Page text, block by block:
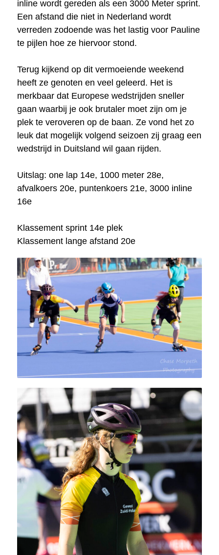
inline wordt gereden als een 3000 Meter sprint.
Een afstand die niet in Nederland wordt
verreden zodoende was het lastig voor Pauline
te pijlen hoe ze hiervoor stond.
Terug kijkend op dit vermoeiende weekend
heeft ze genoten en veel geleerd. Het is
merkbaar dat Europese wedstrijden sneller
gaan waarbij je ook brutaler moet zijn om je
plek te veroveren op de baan. Ze vond het zo
leuk dat mogelijk volgend seizoen zij graag een
wedstrijd in Duitsland wil gaan rijden.
Uitslag: one lap 14e, 1000 meter 28e,
afvalkoers 20e, puntenkoers 21e, 3000 inline
16e
Klassement sprint 14e plek
Klassement lange afstand 20e